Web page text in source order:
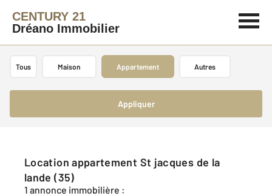
CENTURY 21
Dréano Immobilier
Tous Maison Appartement Autres
Appliquer
Location appartement St jacques de la
lande (35)
1 annonce immobilière :